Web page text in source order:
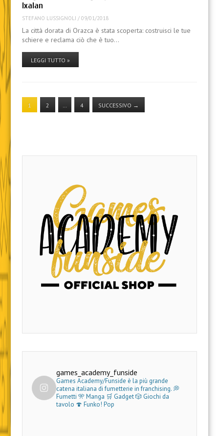
Ixalan
STEFANO LUSSIGNOLI / 09/01/2018
La città dorata di Orazca è stata scoperta: costruisci le tue
schiere e reclama ciò che è tuo…
LEGGI TUTTO »
1 2 4 SUCCESSIVO →
games_academy_funside
Games Academy/Funside è la più grande
catena italiana di fumetterie in franchising.💭
Fumetti 🎌 Manga 🛒 Gadget🎲 Giochi da
tavolo 🍄 Funko! Pop